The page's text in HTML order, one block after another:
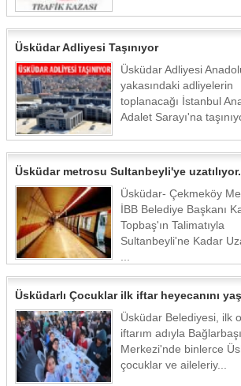
Üsküdar Adliyesi Taşınıyor
Üsküdar Adliyesi
yakasındaki adliyelerin
toplanacağı İstanbul
Adalet Sarayı'na
Üsküdar metrosu Sultanbeyli'ye
Üsküdar- Çekmeköy
İBB Belediye Başkanı
Topbaş'ın Talimatıyla
Sultanbeyli'ne Kadar
Üsküdarlı Çocuklar ilk iftar heyecanını
Üsküdar Belediyesi, ilk
iftarım adıyla
Merkezi'nde binlerce
çocuklar ve aileleriy...